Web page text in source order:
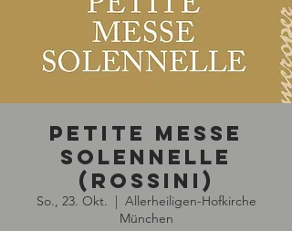
Petite messe
solennelle
(Rossini)
So., 23. Okt.
  |
Allerheiligen-Hofkirche
München